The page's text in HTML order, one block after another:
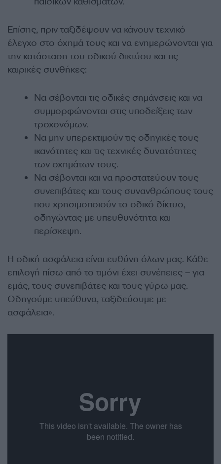
Επίσης, πριν ταξιδέψουν να κάνουν τεχνικό
έλεγχο στο όχημά τους και να ενημερώνονται για
την κατάσταση του οδικού δικτύου και τις
καιρικές συνθήκες:
Να σέβονται τις οδικές σημάνσεις και να
συμμορφώνονται στις υποδείξεις των
τροχονόμων.
Να μην υπερεκτιμούν τις οδηγικές τους
ικανότητες και τις τεχνικές δυνατότητες
των οχημάτων τους.
Να σέβονται και να προστατεύουν τους
συνεπιβάτες και τους συνανθρώπους τους
που χρησιμοποιούν το οδικό δίκτυο,
οδηγώντας με υπευθυνότητα και
περίσκεψη.
Η οδική ασφάλεια είναι ευθύνη όλων μας. Κάθε
επιλογή πίσω από το τιμόνι έχει συνέπειες – για
εμάς, τους συνεπιβάτες και τους γύρω μας.
Οδηγούμε υπεύθυνα, ταξιδεύουμε με
ασφάλεια».